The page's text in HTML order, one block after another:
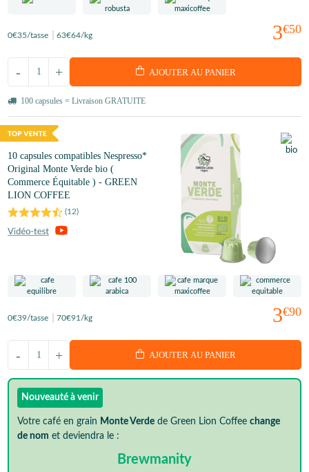
3€50
0€35/tasse 63€64/kg
+
- AJOUTER AU PANIER
100 capsules = Livraison GRATUITE
10 capsules compatibles Nespresso*
Original Monte Verde bio (
Commerce Équitable ) - GREEN
LION COFFEE
(12)
3€90
0€39/tasse 70€91 /kg
+
- AJOUTER AU PANIER
Nouveauté à venir
Votre café en grain Monte Verde de Green Lion Coffee change
de nom et deviendra le :
Brewmanity